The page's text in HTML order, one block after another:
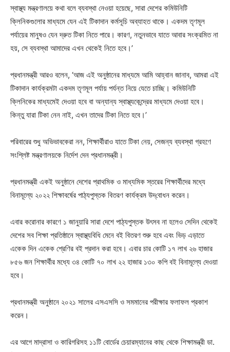
স্বাস্থ্য মন্ত্রণালয়ে কথা বলে ব্যবস্থা নেওয়া হয়েছে, সারা দেশের কমিউনিটি
ক্লিনিকগুলোর মাধ্যমে যেন এই টিকাদান কর্মসূচি অব্যাহত থাকে। একদম তৃণমূল
পর্যায়ের মানুষও যেন দ্রুত টিকা নিতে পারে। কারণ, নতুনভাবে যাতে আবার সংক্রমিত না
হয়, সে ব্যবস্থা আমাদের এখন থেকেই নিতে হবে।’
প্রধানমন্ত্রী আরও বলেন, ‘আজ এই অনুষ্ঠানের মাধ্যমে আমি আহ্বান জানাব, আমরা এই
টিকাদান কার্যক্রমটা একদম তৃণমূল পর্যায় পর্যন্ত নিয়ে যেতে চাচ্ছি। কমিউনিটি
ক্লিনিকের মাধ্যমেই দেওয়া হবে বা অন্যান্য স্বাস্থ্যকেন্দ্রের মাধ্যমে দেওয়া হবে।
কিন্তু যারা টিকা নেন নাই, এখন তাদের টিকা নিতে হবে।’
পরিবারের শুধু অভিভাবকেরা নন, শিক্ষার্থীরাও যাতে টিকা নেয়, সেজন্য ব্যবস্থা গ্রহণে
সংশ্লিষ্ট মন্ত্রণালয়কে নির্দেশ দেন প্রধানমন্ত্রী।
প্রধানমন্ত্রী একই অনুষ্ঠানে দেশের প্রাথমিক ও মাধ্যমিক স্তরের শিক্ষার্থীদের মধ্যে
বিনামূল্যে ২০২২ শিক্ষাবর্ষের পাঠ্যপুস্তক বিতরণ কার্যক্রম উদ্‌বোধন করেন।
এবার করোনার কারণে ১ জানুয়ারি সারা দেশে পাঠ্যপুস্তক উৎসব না হলেও সেদিন থেকেই
দেশের সব শিক্ষা প্রতিষ্ঠানে স্বাস্থ্যবিধি মেনে বই বিতরণ শুরু হবে এবং ভিড় এড়াতে
একেক দিন একেক শ্রেণির বই প্রদান করা হবে। এবার চার কোটি ১৭ লাখ ২৬ হাজার
৮৫৬ জন শিক্ষার্থীর মধ্যে ৩৪ কোটি ৭০ লাখ ২২ হাজার ১৩০ কপি বই বিনামূল্যে দেওয়া
হবে।
প্রধানমন্ত্রী অনুষ্ঠানে ২০২১ সালের এসএসসি ও সমমানের পরীক্ষার ফলাফল প্রকাশ
করেন।
এর আগে মাদ্রাসা ও কারিগরিসহ ১১টি বোর্ডের চেয়ারম্যানের কাছ থেকে শিক্ষামন্ত্রী ডা.